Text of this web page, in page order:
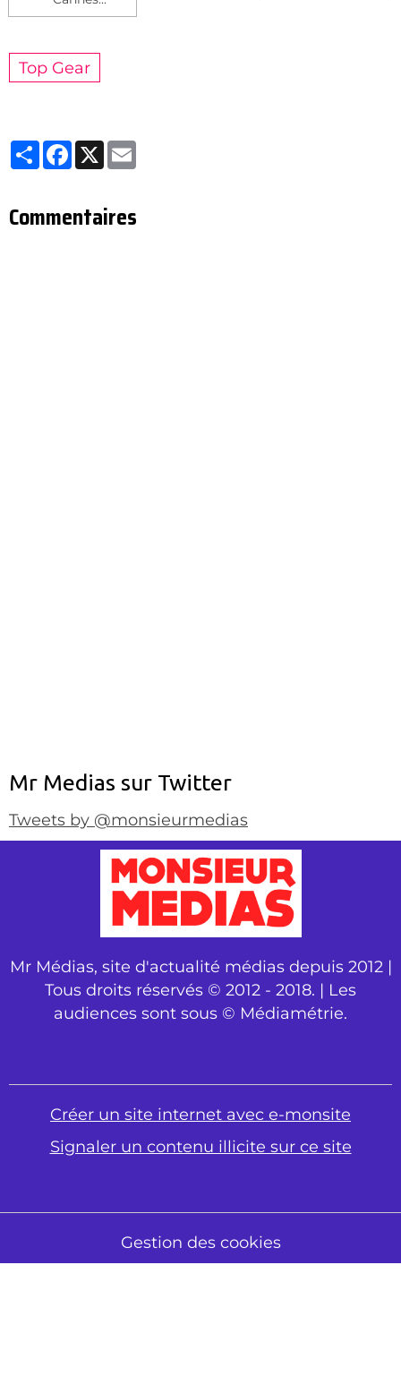
Top Gear
Partager
Facebook
X
Commentaires
Mr Medias sur Twitter
Tweets by @monsieurmedias
Mr Médias, site d'actualité médias depuis 2012 |
Tous droits réservés © 2012 - 2018. | Les
audiences sont sous © Médiamétrie.
Créer un site internet avec e-monsite
Signaler un contenu illicite sur ce site
Gestion des cookies